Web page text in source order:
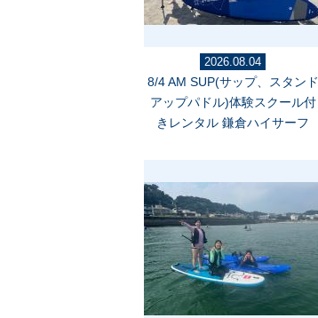
2026.08.04
8/4 AM SUP(サップ、スタンド
アップパドル)体験スクール付
きレンタル 鎌倉ハイサーフ